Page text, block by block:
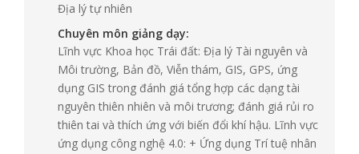
Địa lý tự nhiên
Chuyên môn giảng dạy:
Lĩnh vực Khoa học Trái đất: Địa lý Tài nguyên và
Môi trường, Bản đồ, Viễn thám, GIS, GPS, ứng
dụng GIS trong đánh giá tổng hợp các dạng tài
nguyên thiên nhiên và môi trương; đánh giá rủi ro
thiên tai và thích ứng với biến đổi khí hậu. Lĩnh vực
ứng dụng công nghệ 4.0: + Ứng dụng Trí tuệ nhân